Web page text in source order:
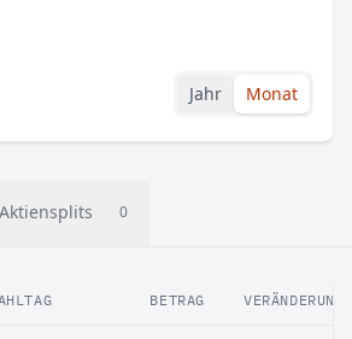
Jahr Monat
Aktiensplits 0
BETRAG VERÄNDERUNG